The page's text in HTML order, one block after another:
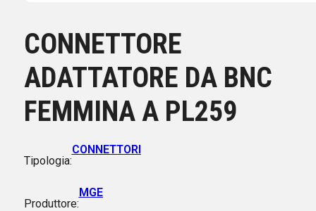
CONNETTORE
ADATTATORE DA BNC
FEMMINA A PL259
Tipologia:
CONNETTORI
Produttore:
MGE